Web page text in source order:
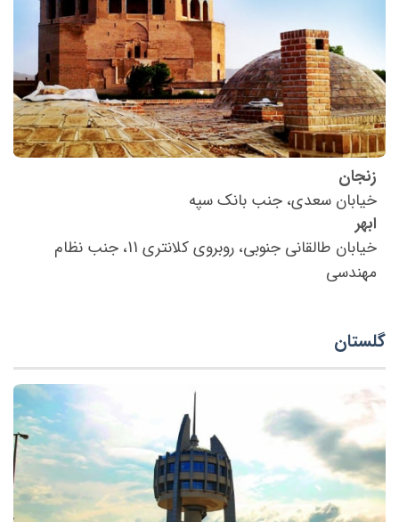
زنجان
خیابان سعدی، جنب بانک سپه
ابهر
خیابان طالقانی جنوبی، روبروی کلانتری 11، جنب نظام
مهندسی
گلستان